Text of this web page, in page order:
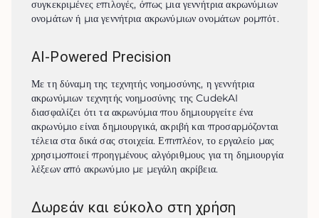
συγκεκριμένες επιλογές, όπως μια γεννήτρια ακρωνύμιων
ονομάτων ή μια γεννήτρια ακρωνύμιων ονομάτων ρομπότ.
AI-Powered Precision
Με τη δύναμη της τεχνητής νοημοσύνης, η γεννήτρια
ακρωνύμιων τεχνητής νοημοσύνης της CudekAI
διασφαλίζει ότι τα ακρωνύμια που δημιουργείτε ένα
ακρωνύμιο είναι δημιουργικά, ακριβή και προσαρμόζονται
τέλεια στα δικά σας στοιχεία. Επιπλέον, το εργαλείο μας
χρησιμοποιεί προηγμένους αλγόριθμους για τη δημιουργία
λέξεων από ακρωνύμιο με μεγάλη ακρίβεια.
Δωρεάν και εύκολο στη χρήση